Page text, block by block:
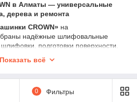
в Алматы — универсальные
дерева и ремонта
CROWN» на
надёжные шлифовальные
подготовки поверхности,
мощность, устойчивость и
подходят как для домашних
и ремонтных задач.
Показать всё
0 Фильтры